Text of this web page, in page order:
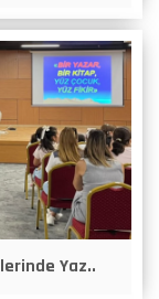
Yaz..